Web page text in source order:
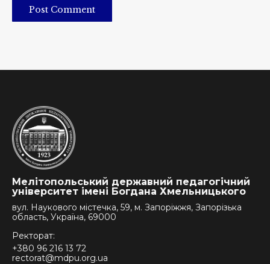
Post Comment
Мелітопольський державний педагогічний
університет імені Богдана Хмельницького
вул. Наукового містечка, 59, м. Запоріжжя, Запорізька
область, Україна, 69000
Ректорат:
+380 96 216 13 72
rectorat@mdpu.org.ua